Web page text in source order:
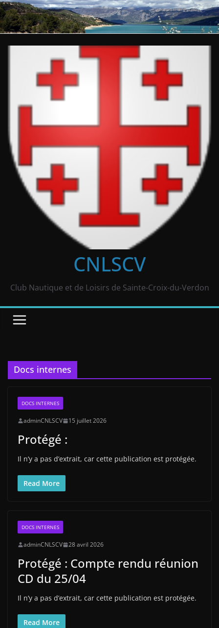
CNLSCV
Club Nautique et de Loisirs de Sainte-Croix-du-Verdon
Docs internes
DOCS INTERNES
adminCNLSCV 15 juillet 2026
Protégé :
Il n’y a pas d’extrait, car cette publication est protégée.
Read More
DOCS INTERNES
adminCNLSCV 28 avril 2026
Protégé : Compte rendu réunion
CD du 25/04
Il n’y a pas d’extrait, car cette publication est protégée.
Read More